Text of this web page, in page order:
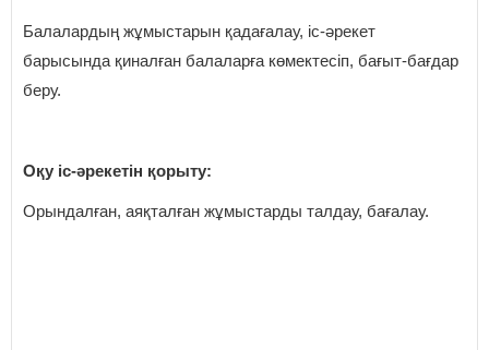
Балалардың жұмыстарын қадағалау, іс-әрекет
барысында қиналған балаларға көмектесіп, бағыт-бағдар
беру.
Оқу іс-әрекетін қорыту:
Орындалған, аяқталған жұмыстарды талдау, бағалау.